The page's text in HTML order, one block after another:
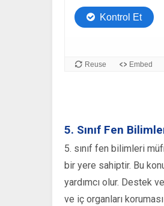
5. Sınıf Fen
5. sınıf fen bilimleri
bir yere sahiptir. Bu
yardımcı olur. Destek
ve iç organları